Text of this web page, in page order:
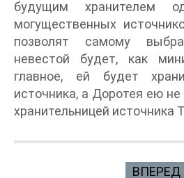
будущим хранителем
могущественных
позволят самому
невестой будет, как
главное, ей будет
источника, а Доротея ею
хранительницей источника
ВПЕРЕД